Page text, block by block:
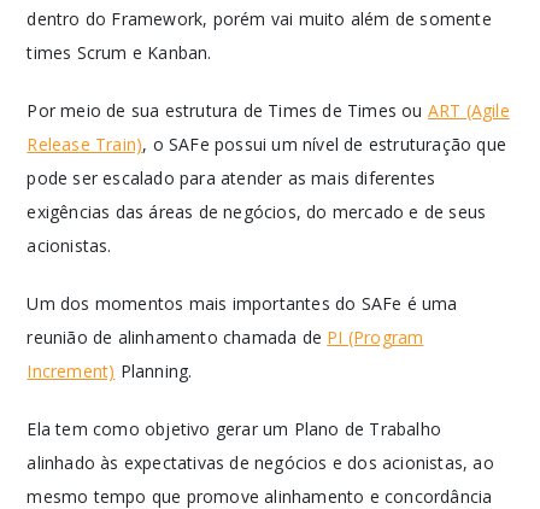
dentro do Framework, porém vai muito além de somente
times Scrum e Kanban.
Por meio de sua estrutura de Times de Times ou ART (Agile
Release Train), o SAFe possui um nível de estruturação que
pode ser escalado para atender as mais diferentes
exigências das áreas de negócios, do mercado e de seus
acionistas.
Um dos momentos mais importantes do SAFe é uma
reunião de alinhamento chamada de PI (Program
Increment) Planning.
Ela tem como objetivo gerar um Plano de Trabalho
alinhado às expectativas de negócios e dos acionistas, ao
mesmo tempo que promove alinhamento e concordância